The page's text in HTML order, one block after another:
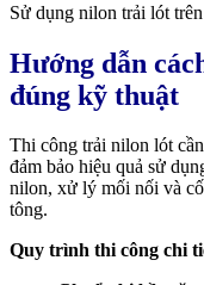
Sử dụng nilon trải lót
Hướng dẫn
đúng kỹ thuật
Thi công trải nilon lót
đảm bảo hiệu quả sử
nilon, xử lý mối nối và
tông.
Quy trình thi công chi